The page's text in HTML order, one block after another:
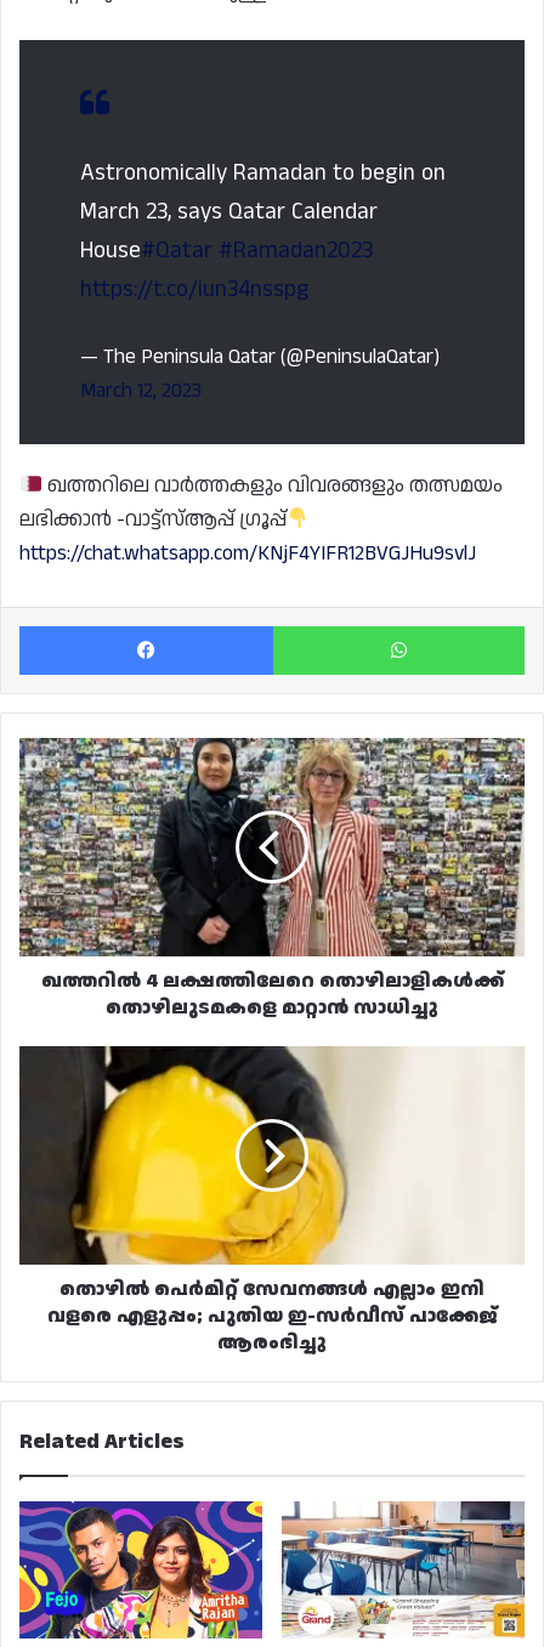
Astronomically Ramadan to begin on
March 23, says Qatar Calendar
House#Qatar #Ramadan2023
https://t.co/iun34nsspg
— The Peninsula Qatar (@PeninsulaQatar)
March 12, 2023
ഖത്തറിലെ വാർത്തകളും വിവരങ്ങളും തത്സമയം
ലഭിക്കാൻ -വാട്ട്സ്ആപ്പ് ഗ്രൂപ്പ്
https://chat.whatsapp.com/KNjF4YIFR12BVGJHu9svlJ
Facebook
ഖത്തറിൽ
4
ലക്ഷത്തിലേറെ
തൊഴിലാളികൾക്ക്
തൊഴിലുടമകളെ
മാറ്റാൻ
സാധിച്ചു
ഖത്തറിൽ 4 ലക്ഷത്തിലേറെ തൊഴിലാളികൾക്ക്
തൊഴിലുടമകളെ മാറ്റാൻ സാധിച്ചു
സേവനങ്ങൾ
എളുപ്പം;
പുതിയ
ഇ-
സർവീസ്
പാക്കേജ്
തൊഴിൽ പെർമിറ്റ് സേവനങ്ങൾ എല്ലാം ഇനി
വളരെ എളുപ്പം; പുതിയ ഇ-സർവീസ് പാക്കേജ്
ആരംഭിച്ചു
Related Articles